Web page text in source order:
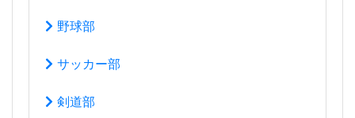
野球部
サッカー部
剣道部